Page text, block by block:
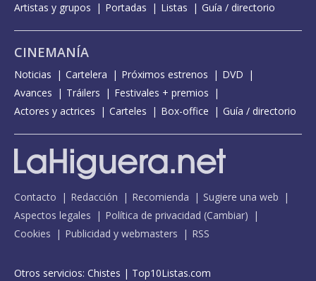
Artistas y grupos
Portadas Listas Guía / directorio
CINEMANÍA
Noticias Cartelera Próximos estrenos
DVD
Avances
Tráilers
Festivales + premios
Actores y actrices
Carteles Box-office Guía / directorio
Contacto Redacción Recomienda
Sugiere una web
Aspectos legales
Política de privacidad (Cambiar)
Cookies
Publicidad y webmasters RSS
Otros servicios: Chistes | Top10Listas.com